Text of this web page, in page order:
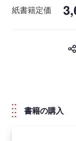
市民レベルでの活発
らに深めていくこ
とき、知識として
ができるようにな
紙書籍定価
書籍の購入